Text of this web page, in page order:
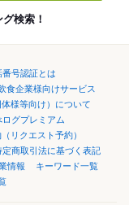
検索！
番号認証とは
食企業様向けサービス
様等向け）について
ログプレミアム
リクエスト予約）
定商取引法に基づく表記
情報
キーワード一覧